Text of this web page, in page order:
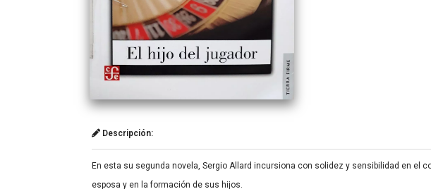
Descripción:
En esta su segunda novela, Sergio Allard incursiona con solidez y sensibilidad en el
esposa y en la formación de sus hijos.